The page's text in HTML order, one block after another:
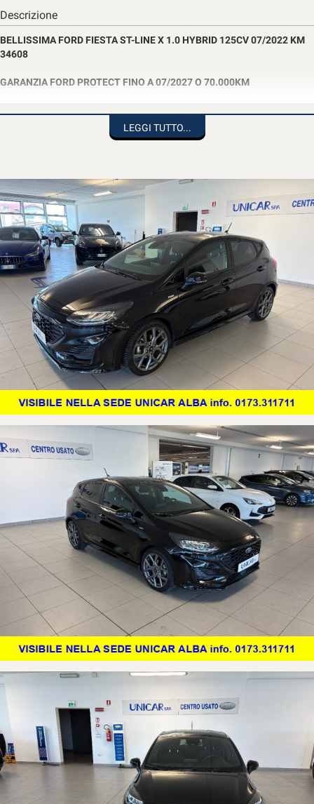
Descrizione
BELLISSIMA FORD FIESTA ST-LINE X 1.0 HYBRID 125CV 07/2022 KM
34608
GARANZIA FORD PROTECT FINO A 07/2027 O 70.000KM
-POWER BUTTON (ACCENSIONE VETTURA CON PULSANTE)
-VETRI POSTERIORI OSCURATI
-CRUSCOTTO DIGITALE
-CERCHI IN LEGA 17"
-SENSORI DI PARCHEGGIO POSTERIORI
-FARI A LED
-LUCI DIURNE
-FARI FENDINEBBIA
-ACCENSIONE AUTOMATICA FARI
-SENSORE PIOGGIA
-VOLANTE IN PELLE
-BRACCIOLO
-6 AIRBAG
-ABS & ESP
-START & STOP
-MONITORAGGIO PRESSIONE PNEUMATICI
-SISTEMA MANTENIMENTO CORSIA
-COMANDI VOCALI
-KEYLESS ENTRY START
-TELECAMERA POSTERIORE
-SYNC 3 TOUCH NAVIGATION
AUTO VISIBILE NELLA SEDE UNICAR DI ALBA CONCESSIONARIA FORD
Corso Asti 24/M, Alba - Tel. 0173.311711
N.B.
Nel ricordare l'esattezza dei dati e delle caratteristiche riportati
nell'annuncio, va verificata con l'aiuto di un consulente alle vendite al fine
di evitare possibili errori o incomprensioni.
FINANZIAMENTI PERSONALIZZATI IN SEDE, ANCHE SENZA ANTICIPO.
PER VISIONARE TUTTI I NOSTRI ANNUNCI, VISITATE IL SITO
www.unicarspa.it
LEGGI TUTTO...